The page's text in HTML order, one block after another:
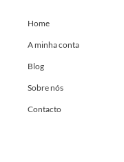
Home
A minha conta
Blog
Sobre nós
Contacto